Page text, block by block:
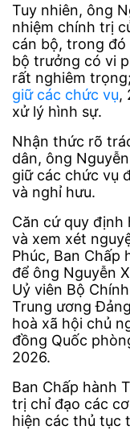
Tuy nhiên, ông
nhiệm chính trị
cán bộ, trong
bộ trưởng có vi
rất nghiêm trọng;
giữ các chức vụ,
xử lý hình sự.
Nhận thức rõ
dân, ông
giữ các chức vụ
và nghỉ hưu.
Căn cứ quy định
và xem xét
Phúc, Ban Chấp
để ông Nguyễn
Uỷ viên Bộ
Trung ương
hoà xã hội chủ
đồng Quốc
2026.
Ban Chấp hành
trị chỉ đạo các
hiện các thủ tục